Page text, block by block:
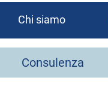
Chi siamo
Chi siamo
Consulenza